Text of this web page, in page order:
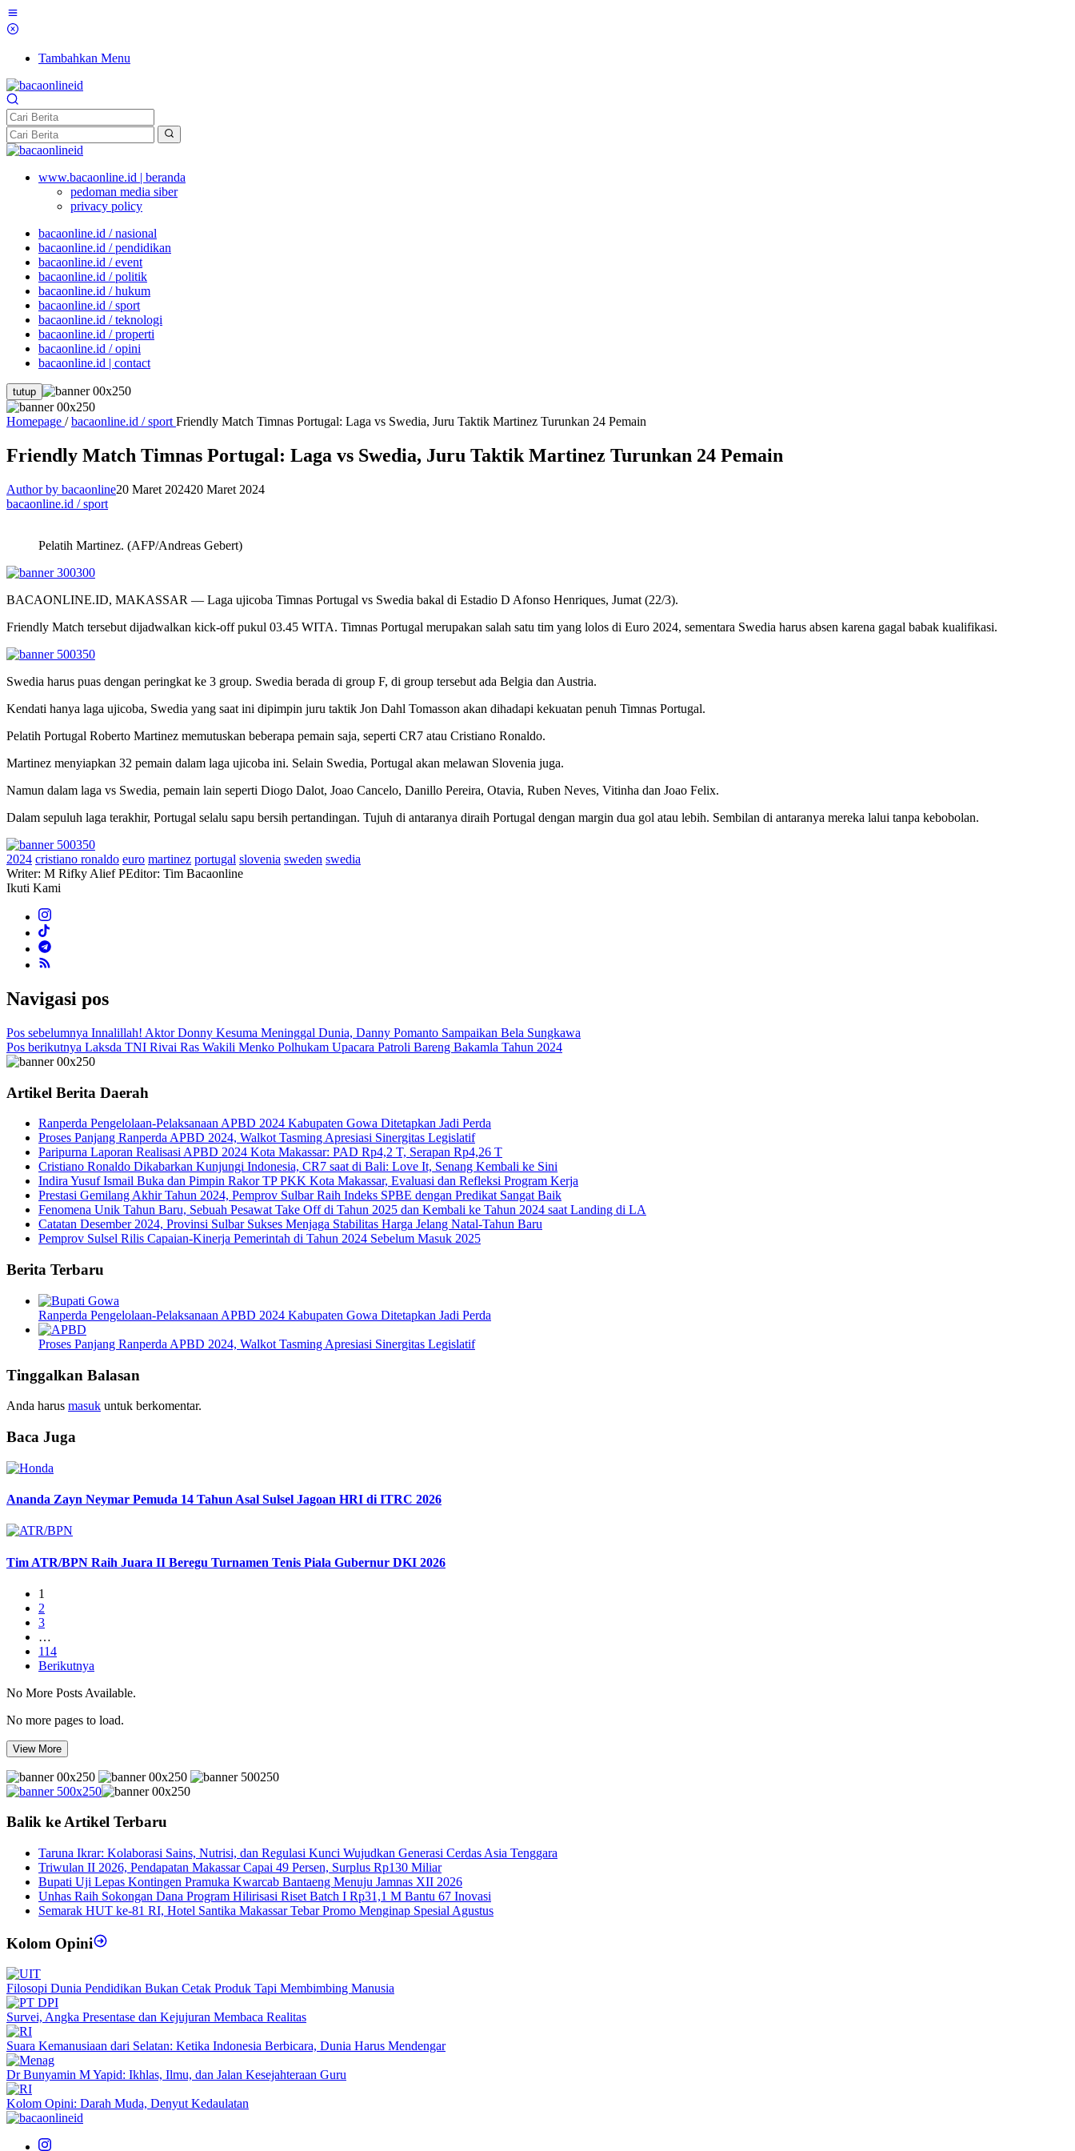
Tambahkan Menu
www.bacaonline.id | beranda
pedoman media siber
privacy policy
bacaonline.id / nasional
bacaonline.id / pendidikan
bacaonline.id / event
bacaonline.id / politik
bacaonline.id / hukum
bacaonline.id / sport
bacaonline.id / teknologi
bacaonline.id / properti
bacaonline.id / opini
bacaonline.id | contact
tutup
Homepage / bacaonline.id / sport Friendly Match Timnas Portugal: Laga vs Swedia, Juru Taktik Martinez Turunkan 24 Pemain
Friendly Match Timnas Portugal: Laga vs Swedia, Juru Taktik Martinez Turunkan 24 Pemain
Author by bacaonline20 Maret 202420 Maret 2024
bacaonline.id / sport
Pelatih Martinez. (AFP/Andreas Gebert)
BACAONLINE.ID, MAKASSAR — Laga ujicoba Timnas Portugal vs Swedia bakal di Estadio D Afonso Henriques, Jumat (22/3).
Friendly Match tersebut dijadwalkan kick-off pukul 03.45 WITA. Timnas Portugal merupakan salah satu tim yang lolos di Euro 2024, sementara Swedia harus absen karena gagal babak kualifikasi.
Swedia harus puas dengan peringkat ke 3 group. Swedia berada di group F, di group tersebut ada Belgia dan Austria.
Kendati hanya laga ujicoba, Swedia yang saat ini dipimpin juru taktik Jon Dahl Tomasson akan dihadapi kekuatan penuh Timnas Portugal.
Pelatih Portugal Roberto Martinez memutuskan beberapa pemain saja, seperti CR7 atau Cristiano Ronaldo.
Martinez menyiapkan 32 pemain dalam laga ujicoba ini. Selain Swedia, Portugal akan melawan Slovenia juga.
Namun dalam laga vs Swedia, pemain lain seperti Diogo Dalot, Joao Cancelo, Danillo Pereira, Otavia, Ruben Neves, Vitinha dan Joao Felix.
Dalam sepuluh laga terakhir, Portugal selalu sapu bersih pertandingan. Tujuh di antaranya diraih Portugal dengan margin dua gol atau lebih. Sembilan di antaranya mereka lalui tanpa kebobolan.
2024 cristiano ronaldo euro martinez portugal slovenia sweden swedia
Writer: M Rifky Alief PEditor: Tim Bacaonline
Ikuti Kami
Navigasi pos
Pos sebelumnya Innalillah! Aktor Donny Kesuma Meninggal Dunia, Danny Pomanto Sampaikan Bela Sungkawa
Pos berikutnya Laksda TNI Rivai Ras Wakili Menko Polhukam Upacara Patroli Bareng Bakamla Tahun 2024
Artikel Berita Daerah
Ranperda Pengelolaan-Pelaksanaan APBD 2024 Kabupaten Gowa Ditetapkan Jadi Perda
Proses Panjang Ranperda APBD 2024, Walkot Tasming Apresiasi Sinergitas Legislatif
Paripurna Laporan Realisasi APBD 2024 Kota Makassar: PAD Rp4,2 T, Serapan Rp4,26 T
Cristiano Ronaldo Dikabarkan Kunjungi Indonesia, CR7 saat di Bali: Love It, Senang Kembali ke Sini
Indira Yusuf Ismail Buka dan Pimpin Rakor TP PKK Kota Makassar, Evaluasi dan Refleksi Program Kerja
Prestasi Gemilang Akhir Tahun 2024, Pemprov Sulbar Raih Indeks SPBE dengan Predikat Sangat Baik
Fenomena Unik Tahun Baru, Sebuah Pesawat Take Off di Tahun 2025 dan Kembali ke Tahun 2024 saat Landing di LA
Catatan Desember 2024, Provinsi Sulbar Sukses Menjaga Stabilitas Harga Jelang Natal-Tahun Baru
Pemprov Sulsel Rilis Capaian-Kinerja Pemerintah di Tahun 2024 Sebelum Masuk 2025
Berita Terbaru
Ranperda Pengelolaan-Pelaksanaan APBD 2024 Kabupaten Gowa Ditetapkan Jadi Perda
Proses Panjang Ranperda APBD 2024, Walkot Tasming Apresiasi Sinergitas Legislatif
Tinggalkan Balasan
Anda harus masuk untuk berkomentar.
Baca Juga
Ananda Zayn Neymar Pemuda 14 Tahun Asal Sulsel Jagoan HRI di ITRC 2026
Tim ATR/BPN Raih Juara II Beregu Turnamen Tenis Piala Gubernur DKI 2026
1
2
3
…
114
Berikutnya
No More Posts Available.
No more pages to load.
View More
Balik ke Artikel Terbaru
Taruna Ikrar: Kolaborasi Sains, Nutrisi, dan Regulasi Kunci Wujudkan Generasi Cerdas Asia Tenggara
Triwulan II 2026, Pendapatan Makassar Capai 49 Persen, Surplus Rp130 Miliar
Bupati Uji Lepas Kontingen Pramuka Kwarcab Bantaeng Menuju Jamnas XII 2026
Unhas Raih Sokongan Dana Program Hilirisasi Riset Batch I Rp31,1 M Bantu 67 Inovasi
Semarak HUT ke-81 RI, Hotel Santika Makassar Tebar Promo Menginap Spesial Agustus
Kolom Opini
Filosopi Dunia Pendidikan Bukan Cetak Produk Tapi Membimbing Manusia
Survei, Angka Presentase dan Kejujuran Membaca Realitas
Suara Kemanusiaan dari Selatan: Ketika Indonesia Berbicara, Dunia Harus Mendengar
Dr Bunyamin M Yapid: Ikhlas, Ilmu, dan Jalan Kesejahteraan Guru
Kolom Opini: Darah Muda, Denyut Kedaulatan